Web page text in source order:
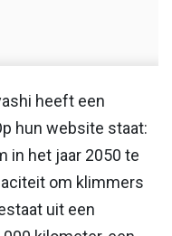
heeft een
hun website staat:
in het jaar 2050 te
om klimmers
uit een